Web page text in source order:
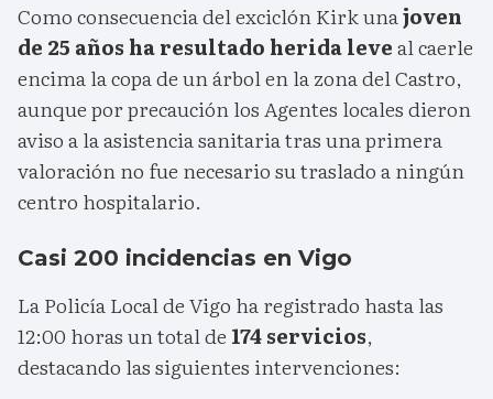
Como consecuencia del exciclón Kirk unajoven
de 25 años ha resultado herida leveal caerle
encima la copa de un árbol en la zona del Castro,
aunque por precaución los Agentes locales dieron
aviso a la asistencia sanitaria tras una primera
valoración no fue necesario su traslado a ningún
centro hospitalario.
Casi 200 incidencias en Vigo
La Policía Local de Vigo ha registrado hasta las
12:00 horas un total de 174 servicios,
destacando las siguientes intervenciones: